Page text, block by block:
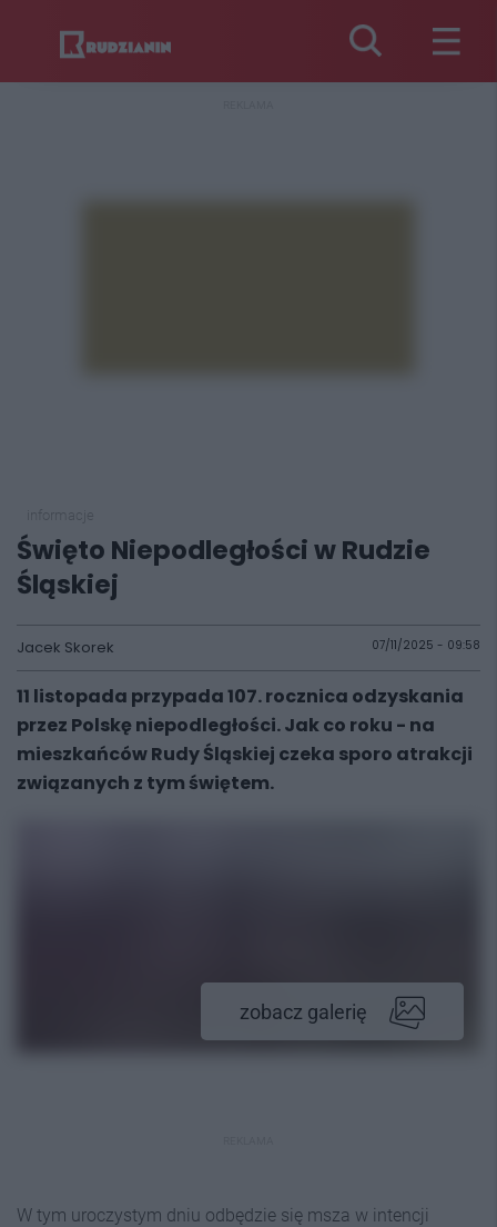
Święto Niepodległości w Rudzie
Śląskiej
Jacek Skorek 07/11/2025 - 09:58
11 listopada przypada 107. rocznica odzyskania
przez Polskę niepodległości. Jak co roku - na
mieszkańców Rudy Śląskiej czeka sporo atrakcji
związanych z tym świętem.
zobacz galerię
W tym uroczystym dniu odbędzie się msza w intencji